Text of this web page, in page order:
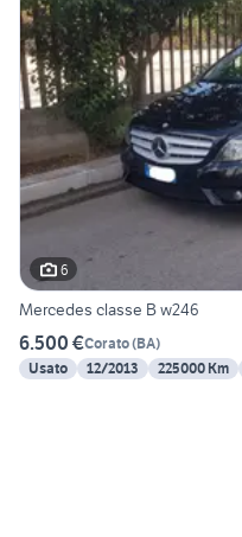
6
Mercedes classe B w246
6.500 €Corato(BA)
Usato
12/2013 225000 Km